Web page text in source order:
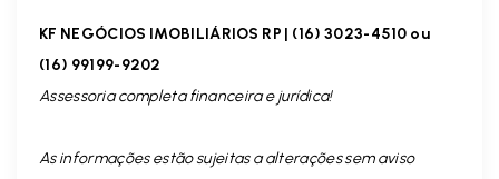
KF NEGÓCIOS IMOBILIÁRIOS RP | (16) 3023-4510 ou
(16) 99199-9202
Assessoria completa financeira e jurídica!
As informações estão sujeitas a alterações sem aviso